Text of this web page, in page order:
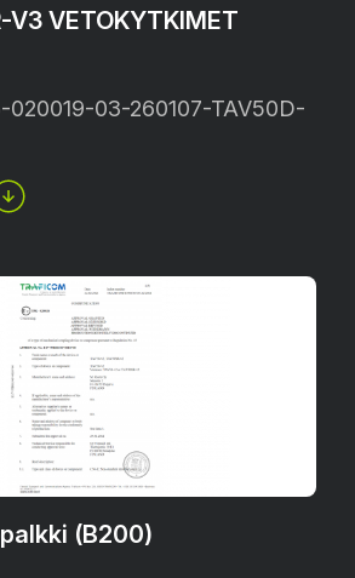
V3 VETOKYTKIMET
020019-03-260107-TAV50D-
(B200)